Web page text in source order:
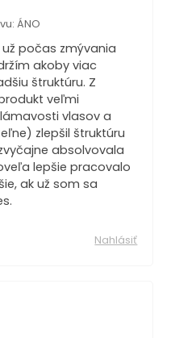
ÁNO
počas zmývania
akoby viac
štruktúru. Z
veľmi
vlasov a
zlepšil štruktúru
absolvovala
lepšie pracovalo
ak už som sa
Nahlásiť